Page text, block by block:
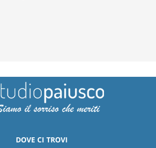
DOVE CI TROVI